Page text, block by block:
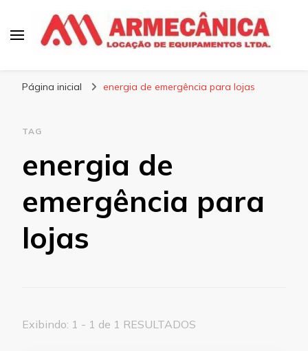
Página inicial energia de emergência para lojas
TAG
energia de
emergência para
lojas
Exibindo: 1 - 1 de 1 RESULTADOS